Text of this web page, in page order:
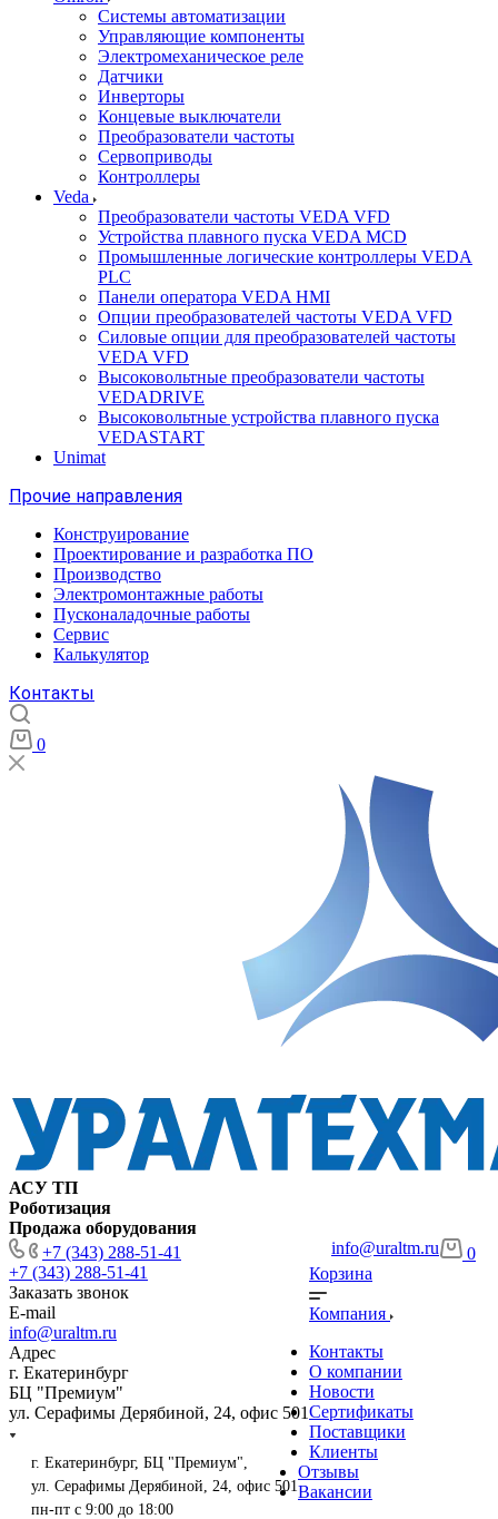
Системы автоматизации
Управляющие компоненты
Электромеханическое реле
Датчики
Инверторы
Концевые выключатели
Преобразователи частоты
Сервоприводы
Контроллеры
Veda
Преобразователи частоты VEDA VFD
Устройства плавного пуска VEDA MCD
Промышленные логические контроллеры VEDA
PLC
Панели оператора VEDA HMI
Опции преобразователей частоты VEDA VFD
Силовые опции для преобразователей частоты
VEDA VFD
Высоковольтные преобразователи частоты
VEDADRIVE
Высоковольтные устройства плавного пуска
VEDASTART
Unimat
Прочие направления
Конструирование
Проектирование и разработка ПО
Производство
Электромонтажные работы
Пусконаладочные работы
Сервис
Калькулятор
Контакты
0
АСУ ТП
Роботизация
Продажа оборудования
+7 (343) 288-51-41
+7 (343) 288-51-41
Заказать звонок
E-mail
info@uraltm.ru
Адрес
г. Екатеринбург
БЦ "Премиум"
ул. Серафимы Дерябиной, 24, офис 501
info@uraltm.ru
г. Екатеринбург, БЦ "Премиум",
ул. Серафимы Дерябиной, 24, офис 501
пн-пт с 9:00 до 18:00
0
Корзина
Компания
Контакты
О компании
Новости
Сертификаты
Поставщики
Клиенты
Отзывы
Вакансии